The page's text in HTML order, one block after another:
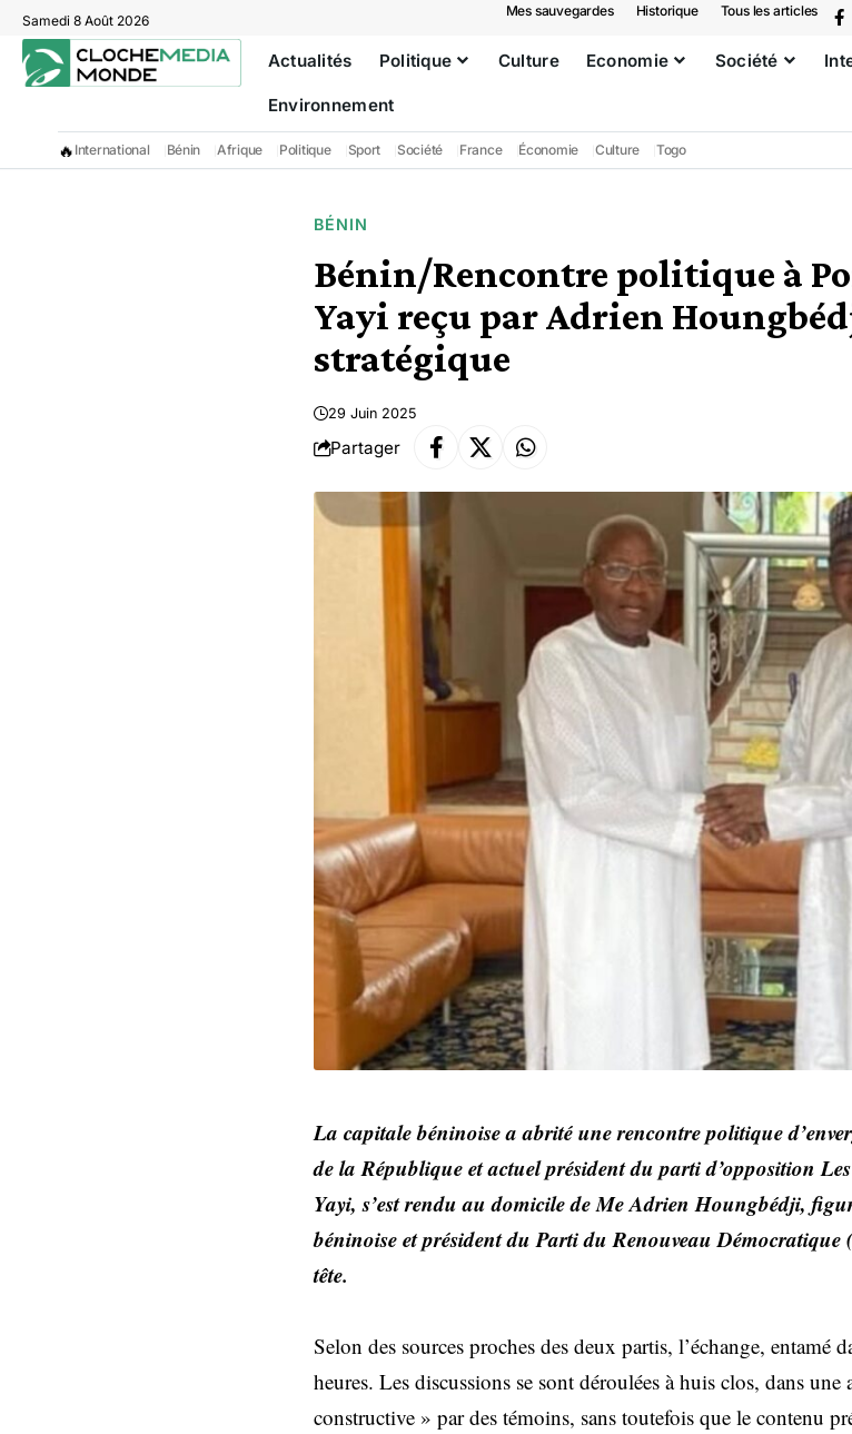
Samedi 8 Août 2026
Mes sauvegardes Historique Tous les articles
Actualités Politique Culture Economie Société
Environnement
🔥 International Bénin Afrique Politique Sport Société France Économie Culture Togo
BÉNIN
Bénin/Rencontre politique à
Yayi reçu par Adrien
stratégique
29 Juin 2025
Partager
La capitale béninoise a abrité une rencontre politique
de la République et actuel président du parti d’opposition
Yayi, s’est rendu au domicile de Me Adrien Houngbédji,
béninoise et président du Parti du Renouveau
tête.
Selon des sources proches des deux partis, l’échange, entamé
heures. Les discussions se sont déroulées à huis clos, dans
constructive » par des témoins, sans toutefois que le contenu